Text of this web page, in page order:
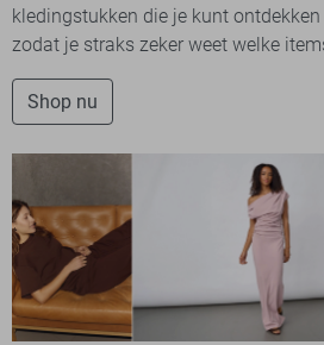
kledingstukken die je kunt
zodat je straks zeker weet welke
Shop nu